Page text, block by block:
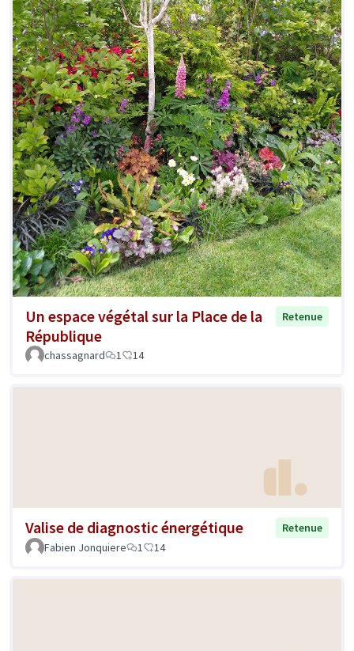
Un espace végétal sur la Place de la
République
Retenue
chassagnard 1 14
Valise de diagnostic énergétique
Retenue
Fabien Jonquiere
1 14